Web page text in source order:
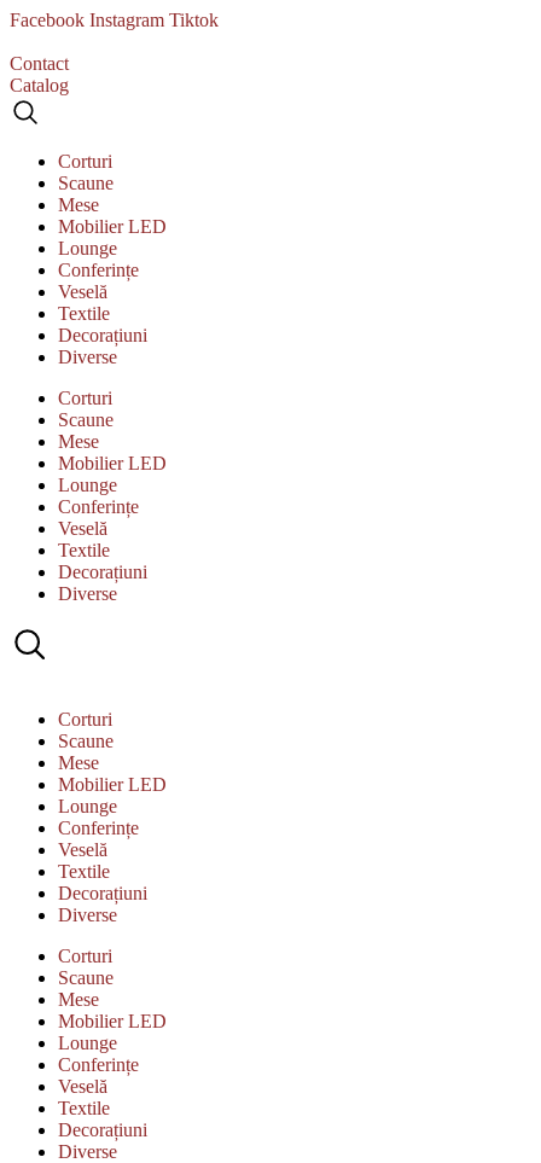
Sari
conținut
Facebook Instagram Tiktok
Contact
Catalog
Corturi
Scaune
Mese
Mobilier LED
Lounge
Conferințe
Veselă
Textile
Decorațiuni
Diverse
Corturi
Scaune
Mese
Mobilier LED
Lounge
Conferințe
Veselă
Textile
Decorațiuni
Diverse
Corturi
Scaune
Mese
Mobilier LED
Lounge
Conferințe
Veselă
Textile
Decorațiuni
Diverse
Corturi
Scaune
Mese
Mobilier LED
Lounge
Conferințe
Veselă
Textile
Decorațiuni
Diverse